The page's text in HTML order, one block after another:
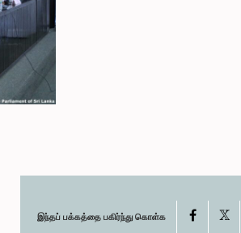
இந்தப் பக்கத்தை பகிர்ந்து கொள்க Facebook